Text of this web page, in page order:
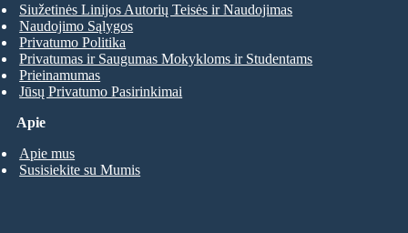
Apie
Apie mus
Susisiekite su Mumis
Siužetinės Linijos Autorių Teisės ir Naudojimas
Naudojimo Sąlygos
Privatumo Politika
Privatumas ir Saugumas Mokykloms ir Studentams
Prieinamumas
Jūsų Privatumo Pasirinkimai